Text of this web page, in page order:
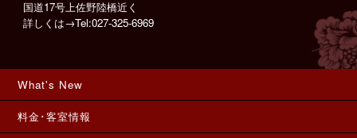
国道17号上佐野陸橋近く
詳しくは→Tel:027-325-6969
What's New
料金･客室情報